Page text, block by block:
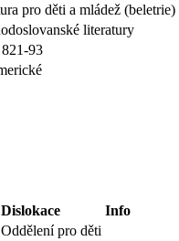
pro děti a mládež (beletrie)
literatury
93
Dislokace
Info
Oddělení pro děti